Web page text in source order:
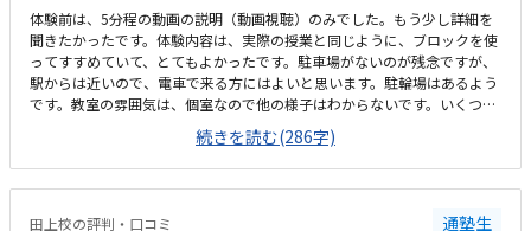
ていたので、好きな事だと、楽しいが勝つのかと、とても感心しました。
このまま続けていけば、勉強など全てのことに役立つ事が得られるのでは
と思いました。楽しかったけど、難しかった。との事で、本人がまたやる
気が出るまで待とうと思います。
体験前は、5分程の動画の説明（動画視聴）のみでした。もう少し詳細を
聞きたかったです。体験内容は、実際の授業と同じように、ブロックを使
ってすすめていて、とてもよかったです。駐車場がないのが残念ですが、
駅からは近いので、電車で来る方にはよいと思います。駐輪場はあるよう
です。教室の雰囲気は、個室なので他の様子はわからないです。いくつか
部屋があるようでしたが、特に説明を受けていないです。料金の説明はな
く、資料を見たのですが、個別指導なので高くても仕方ないのかなと思い
ました。個別指導なので、子供に合わせて対応してもらえます。80分は長
いかと思いましたが、ちょうどよかったです。
続きを読む(286字)
田上校の評判・口コミ 通塾生